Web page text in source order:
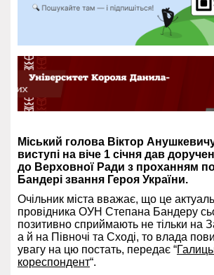
Міський голова Віктор
виступі на віче 1 січня дав
до Верховної Ради з проханням
Бандері звання Героя України.
Очільник міста вважає, що це
провідника ОУН Степана Бандеру
позитивно сприймають не тільки на
а й на Півночі та Сході, то влада
увагу на цю постать, передає “
кореспондент“.